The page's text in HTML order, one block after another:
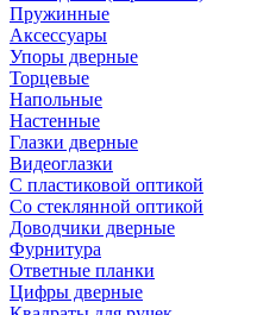
Пружинные
Аксессуары
Упоры дверные
Торцевые
Напольные
Настенные
Глазки дверные
Видеоглазки
С пластиковой оптикой
Со стеклянной оптикой
Доводчики дверные
Фурнитура
Ответные планки
Цифры дверные